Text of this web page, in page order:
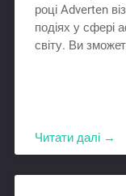
році Adverten
подіях у сфері
світу. Ви
Читати далі →